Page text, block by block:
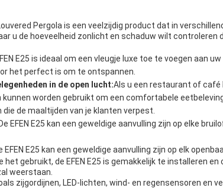
Louvered Pergola is een veelzijdig product dat in
u de hoeveelheid zonlicht en schaduw wilt controleren
E25 is ideaal om een vleugje luxe toe te voegen aan
het perfect is om te ontspannen.
in de open lucht:Als u een restaurant of café
worden gebruikt om een comfortabele
die de maaltijden van je klanten verpest.
De EFEN E25 kan een geweldige aanvulling zijn op elke
EFEN E25 kan een geweldige aanvulling zijn op elk
het gebruikt, de EFEN E25 is gemakkelijk te installeren
weerstaan.
zijgordijnen, LED-lichten, wind- en regensensoren en